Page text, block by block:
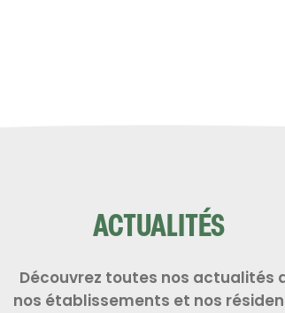
ACTUALITÉS
Découvrez toutes nos actualités
nos établissements et nos